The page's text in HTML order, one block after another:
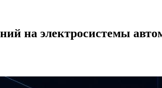
на электросистемы